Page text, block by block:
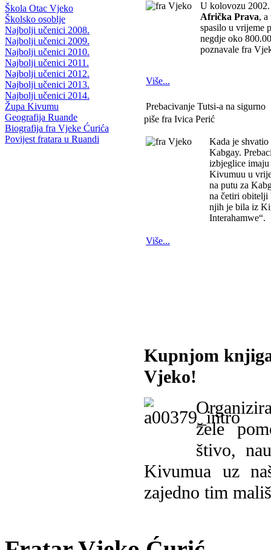
Škola Otac Vjeko
Školsko osoblje
Najbolji učenici 2008.
Najbolji učenici 2009.
Najbolji učenici 2010.
Najbolji učenici 2011.
Najbolji učenici 2012.
Najbolji učenici 2013.
Najbolji učenici 2014.
Župa Kivumu
Geografija Ruande
Biografija fra Vjeke Ćurića
Povijest fratara u Ruandi
U kolovozu
Afrička Prava, a
spasilo u vrijeme
negdje oko
poznavale fra
Više...
Prebacivanje Tutsi-a na sigurno
piše fra Ivica Perić
Kada je
Kabgay.
izbjeglice imaju
Kivumuu u
na putu za
na četiri obitelji
njih je bila iz
Interahamwe“.
Više...
Kupnjom
Vjeko!
žele
štivo,
Kivumua uz
zajedno tim